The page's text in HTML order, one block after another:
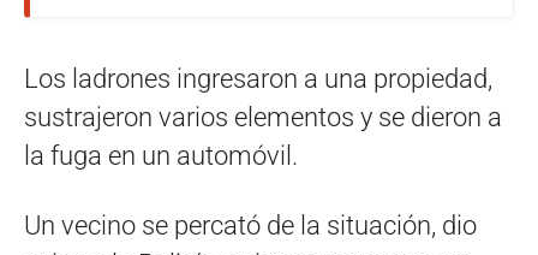
Los ladrones ingresaron a una propiedad,
sustrajeron varios elementos y se dieron a
la fuga en un automóvil.
Un vecino se percató de la situación, dio